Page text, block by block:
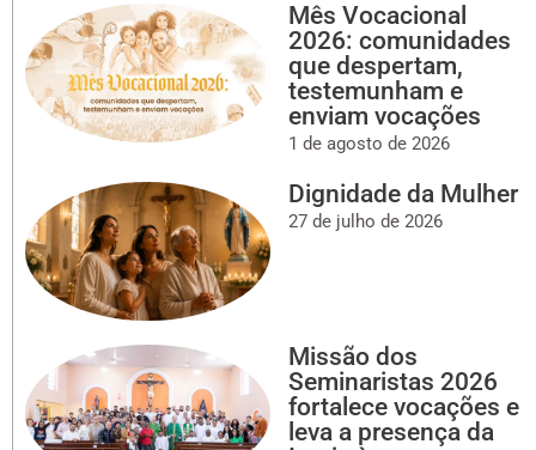
Mês Vocacional
2026: comunidades
que despertam,
testemunham e
enviam vocações
1 de agosto de 2026
Dignidade da Mulher
27 de julho de 2026
Missão dos
Seminaristas 2026
fortalece vocações e
leva a presença da